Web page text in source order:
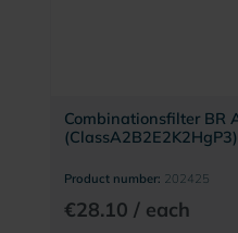
Combinationsfilter BR
(ClassA2B2E2K2HgP3)
Product number: 202425
€28.10 / each